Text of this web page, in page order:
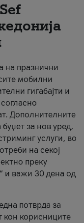
на празнични
мобилни
гигабајти и
Дополнителните
за нов уред,
услуги, во
на секој
преку
и важи 30 дена од
потврда за
кон корисниците